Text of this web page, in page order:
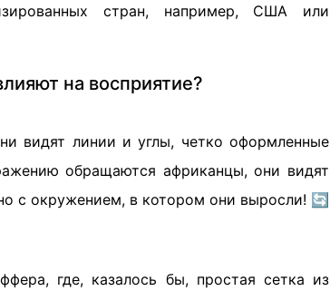
стран, например, США или
на восприятие?
видят линии и углы, четко оформленные
обращаются африканцы, они видят
с окружением, в котором они выросли! 🔄
где, казалось бы, простая сетка из